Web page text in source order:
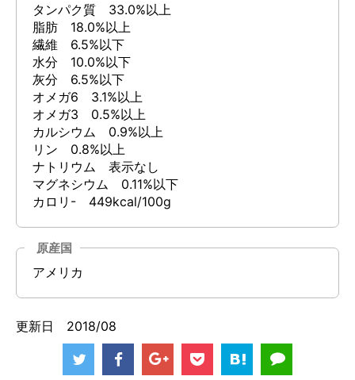
タンパク質 33.0%以上
脂肪 18.0%以上
繊維 6.5%以下
水分 10.0%以下
灰分 6.5%以下
オメガ6 3.1%以上
オメガ3 0.5%以上
カルシウム 0.9%以上
リン 0.8%以上
ナトリウム 表示なし
マグネシウム 0.11%以下
カロリ- 449kcal/100g
原産国
アメリカ
更新日 2018/08